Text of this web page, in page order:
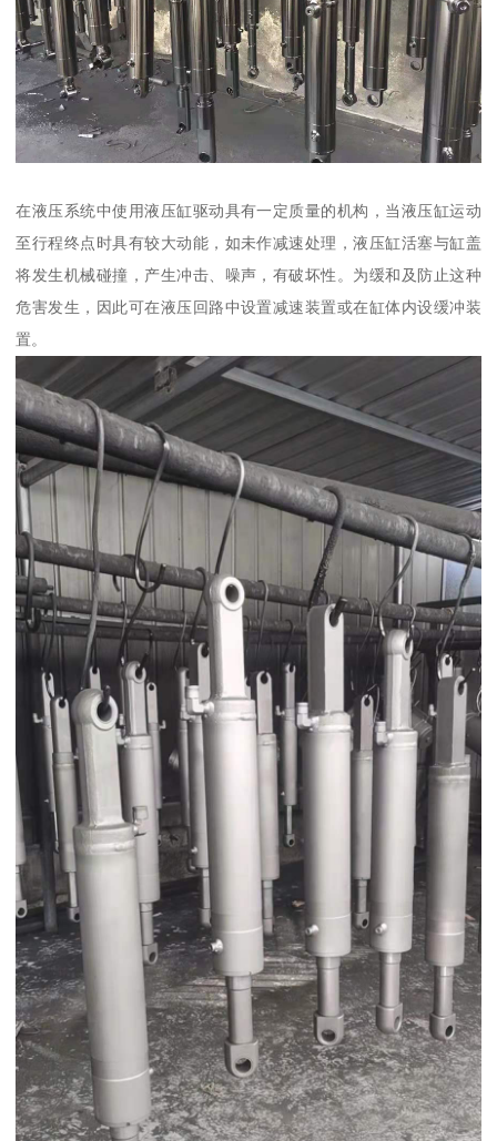
在液压系统中使用液压缸驱动具有一定质量的机构，当液压缸运动
至行程终点时具有较大动能，如未作减速处理，液压缸活塞与缸盖
将发生机械碰撞，产生冲击、噪声，有破坏性。为缓和及防止这种
危害发生，因此可在液压回路中设置减速装置或在缸体内设缓冲装
置。